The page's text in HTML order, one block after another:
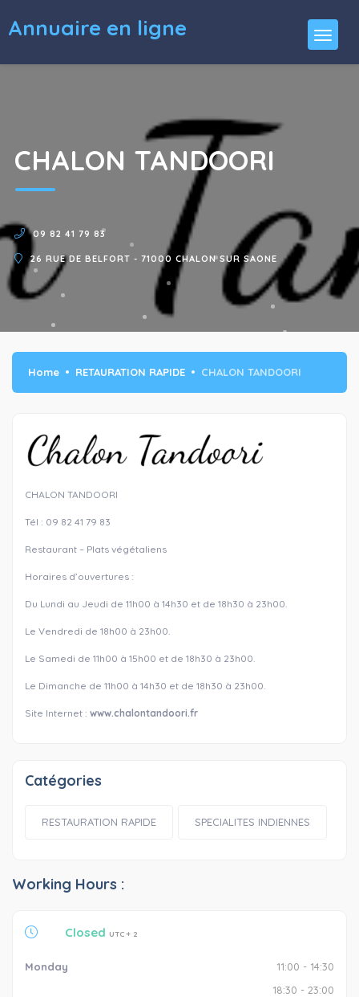
Annuaire en ligne
CHALON TANDOORI
09 82 41 79 83
26 RUE DE BELFORT - 71000 CHALON SUR SAONE
Home RETAURATION RAPIDE CHALON TANDOORI
CHALON TANDOORI
Tél : 09 82 41 79 83
Restaurant – Plats végétaliens
Horaires d’ouvertures :
Du Lundi au Jeudi de 11h00 à 14h30 et de 18h30 à 23h00.
Le Vendredi de 18h00 à 23h00.
Le Samedi de 11h00 à 15h00 et de 18h30 à 23h00.
Le Dimanche de 11h00 à 14h30 et de 18h30 à 23h00.
Site Internet : www.chalontandoori.fr
Catégories
RESTAURATION RAPIDE SPECIALITES INDIENNES
Working Hours :
Closed UTC + 2
Monday
11:00 - 14:30
18:30 - 23:00